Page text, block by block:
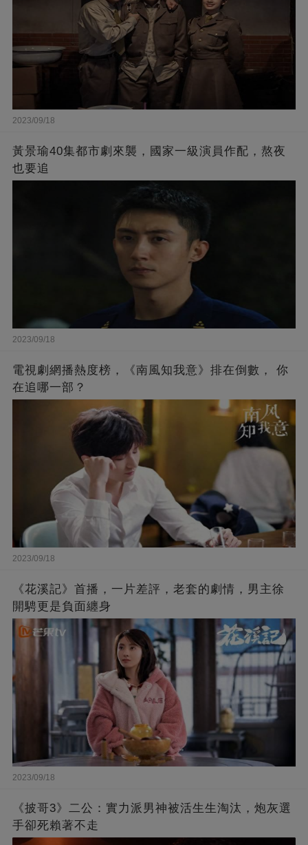
2023/09/18
黃景瑜40集都市劇來襲，國家一級演員作配，熬夜
也要追
2023/09/18
電視劇網播熱度榜，《南風知我意》排在倒數， 你
在追哪一部？
2023/09/18
《花溪記》首播，一片差評，老套的劇情，男主徐
開騁更是負面纏身
2023/09/18
《披哥3》二公：實力派男神被活生生淘汰，炮灰選
手卻死賴著不走